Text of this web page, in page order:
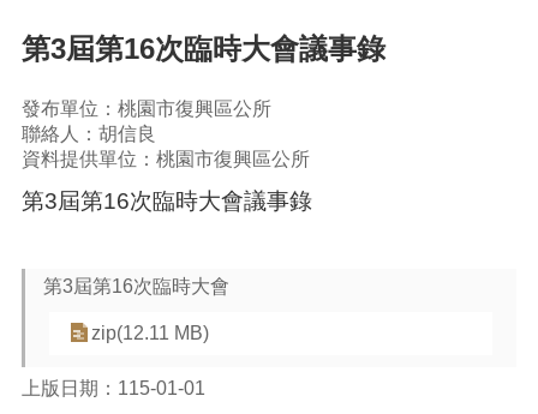
第3屆第16次臨時大會議事錄
發布單位：桃園市復興區公所
聯絡人：胡信良
資料提供單位：桃園市復興區公所
第3屆第16次臨時大會議事錄
第3屆第16次臨時大會
zip(12.11 MB)
上版日期：115-01-01